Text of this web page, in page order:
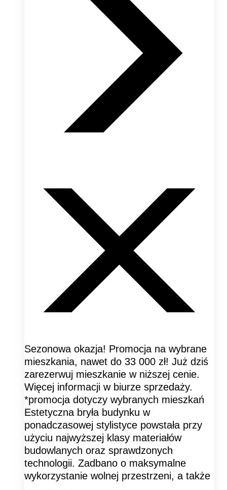
Sezonowa okazja! Promocja na wybrane
mieszkania, nawet do 33 000 zł! Już dziś
zarezerwuj mieszkanie w niższej cenie.
Więcej informacji w biurze sprzedaży.
*promocja dotyczy wybranych mieszkań
Estetyczna bryła budynku w
ponadczasowej stylistyce powstała przy
użyciu najwyższej klasy materiałów
budowlanych oraz sprawdzonych
technologii. Zadbano o maksymalne
wykorzystanie wolnej przestrzeni, a także